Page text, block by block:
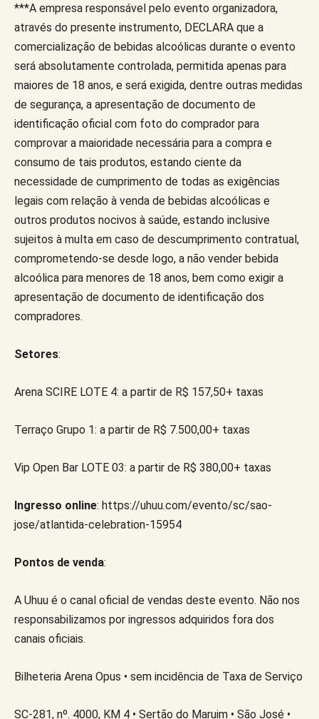
***A empresa responsável pelo evento organizadora,
através do presente instrumento, DECLARA que a
comercialização de bebidas alcoólicas durante o evento
será absolutamente controlada, permitida apenas para
maiores de 18 anos, e será exigida, dentre outras medidas
de segurança, a apresentação de documento de
identificação oficial com foto do comprador para
comprovar a maioridade necessária para a compra e
consumo de tais produtos, estando ciente da
necessidade de cumprimento de todas as exigências
legais com relação à venda de bebidas alcoólicas e
outros produtos nocivos à saúde, estando inclusive
sujeitos à multa em caso de descumprimento contratual,
comprometendo-se desde logo, a não vender bebida
alcoólica para menores de 18 anos, bem como exigir a
apresentação de documento de identificação dos
compradores.
Setores:
Arena SCIRE LOTE 4: a partir de R$ 157,50+ taxas
Terraço Grupo 1: a partir de R$ 7.500,00+ taxas
Vip Open Bar LOTE 03: a partir de R$ 380,00+ taxas
Ingresso online: https://uhuu.com/evento/sc/sao-
jose/atlantida-celebration-15954
Pontos de venda:
A Uhuu é o canal oficial de vendas deste evento. Não nos
responsabilizamos por ingressos adquiridos fora dos
canais oficiais.
Bilheteria Arena Opus • sem incidência de Taxa de Serviço
SC-281, nº. 4000, KM 4 • Sertão do Maruim • São José •